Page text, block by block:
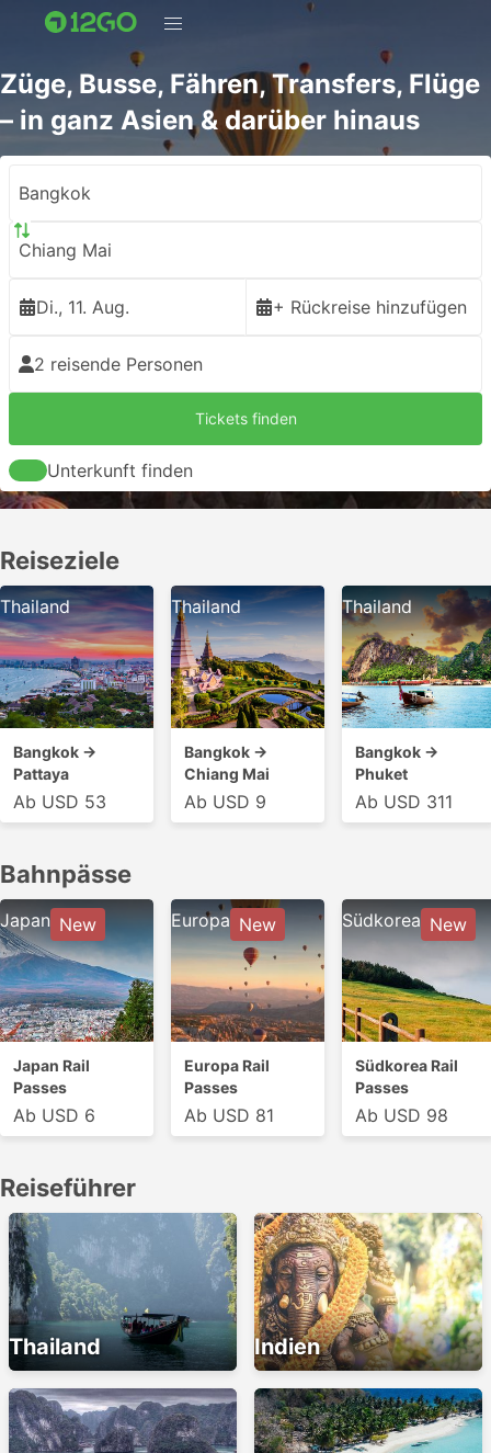
Züge, Busse, Fähren, Transfers, Flüge
– in ganz Asien & darüber hinaus
Bangkok
Chiang Mai
Di., 11. Aug. + Rückreise hinzufügen
2 reisende Personen
Tickets finden
Unterkunft finden
Reiseziele
Thailand
Bangkok →
Pattaya
Ab USD 53
Thailand
Bangkok →
Chiang Mai
Ab USD 9
Thailand
Bangkok →
Phuket
Ab USD 311
Bahnpässe
Japan New
Japan Rail
Passes
Ab USD 6
Europa New
Europa Rail
Passes
Ab USD 81
Südkorea New
Südkorea Rail
Passes
Ab USD 98
Reiseführer
Thailand Indien